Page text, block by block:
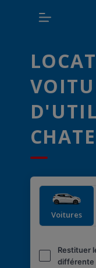
Voitures
Restituer
différente